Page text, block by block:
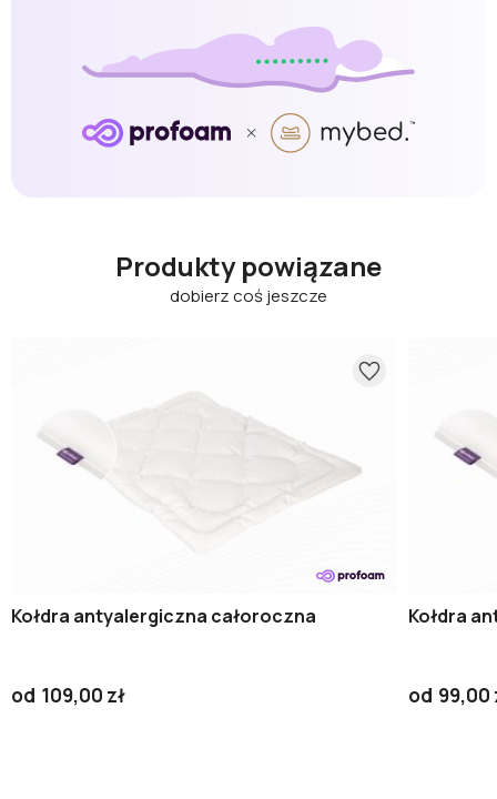
Produkty powiązane
dobierz coś jeszcze
Kołdra antyalergiczna całoroczna
od 109,00 zł
Kołdra
od 99,00